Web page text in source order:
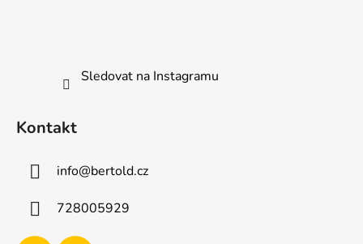
Sledovat na Instagramu
Kontakt
info@bertold.cz
728005929